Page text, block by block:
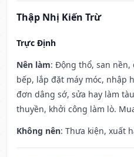
Thập Nhị Kiến Trừ
Trực Định
Nên làm: Động thổ, san nền,
bếp, lắp đặt máy móc, nhập
đơn dâng sớ, sửa hay làm
thuyền, khởi công làm lò.
Không nên: Thưa kiện, xuất